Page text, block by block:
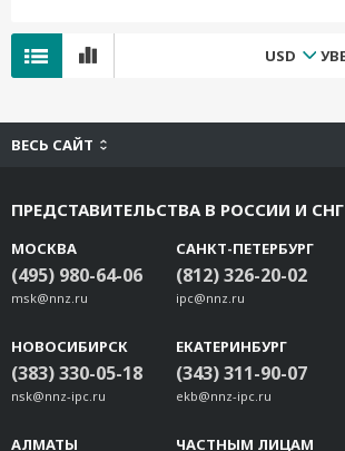
USD
ВЕСЬ САЙТ
ПРЕДСТАВИТЕЛЬСТВА В РОССИИ И СНГ
МОСКВА
(495) 980-64-06
msk@nnz.ru
САНКТ-ПЕТЕРБУРГ
(812) 326-20-02
ipc@nnz.ru
НОВОСИБИРСК
(383) 330-05-18
nsk@nnz-ipc.ru
ЕКАТЕРИНБУРГ
(343) 311-90-07
ekb@nnz-ipc.ru
АЛМАТЫ ЧАСТНЫМ ЛИЦАМ